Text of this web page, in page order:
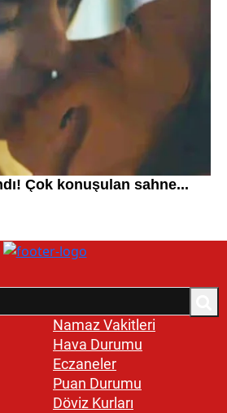
Namaz Vakitleri
Hava Durumu
Eczaneler
Puan Durumu
Döviz Kurları